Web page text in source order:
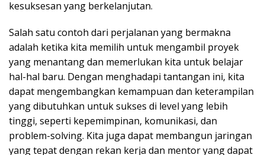
kesuksesan yang berkelanjutan.
Salah satu contoh dari perjalanan yang bermakna
adalah ketika kita memilih untuk mengambil proyek
yang menantang dan memerlukan kita untuk belajar
hal-hal baru. Dengan menghadapi tantangan ini, kita
dapat mengembangkan kemampuan dan keterampilan
yang dibutuhkan untuk sukses di level yang lebih
tinggi, seperti kepemimpinan, komunikasi, dan
problem-solving. Kita juga dapat membangun jaringan
yang tepat dengan rekan kerja dan mentor yang dapat